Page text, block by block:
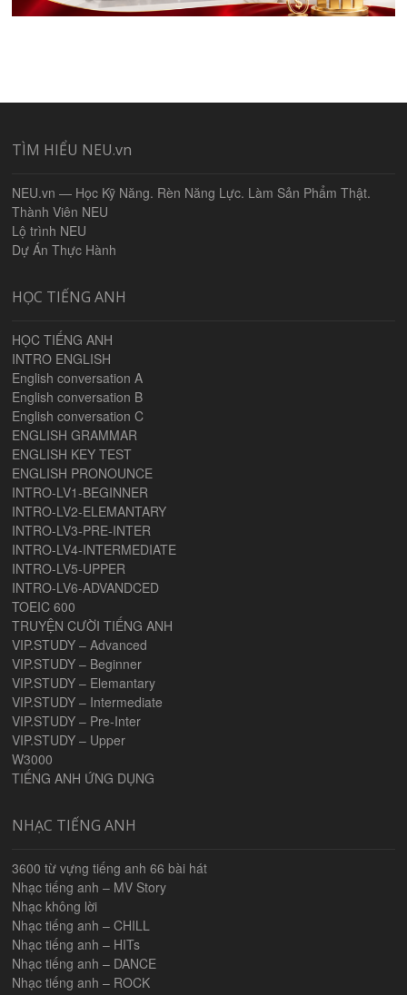
TÌM HIỂU NEU.vn
NEU.vn — Học Kỹ Năng. Rèn Năng Lực. Làm Sản Phẩm Thật.
Thành Viên NEU
Lộ trình NEU
Dự Án Thực Hành
HỌC TIẾNG ANH
HỌC TIẾNG ANH
INTRO ENGLISH
English conversation A
English conversation B
English conversation C
ENGLISH GRAMMAR
ENGLISH KEY TEST
ENGLISH PRONOUNCE
INTRO-LV1-BEGINNER
INTRO-LV2-ELEMANTARY
INTRO-LV3-PRE-INTER
INTRO-LV4-INTERMEDIATE
INTRO-LV5-UPPER
INTRO-LV6-ADVANDCED
TOEIC 600
TRUYỆN CƯỜI TIẾNG ANH
VIP.STUDY – Advanced
VIP.STUDY – Beginner
VIP.STUDY – Elemantary
VIP.STUDY – Intermediate
VIP.STUDY – Pre-Inter
VIP.STUDY – Upper
W3000
TIẾNG ANH ỨNG DỤNG
NHẠC TIẾNG ANH
3600 từ vựng tiếng anh 66 bài hát
Nhạc tiếng anh – MV Story
Nhạc không lời
Nhạc tiếng anh – CHILL
Nhạc tiếng anh – HITs
Nhạc tiếng anh – DANCE
Nhạc tiếng anh – ROCK